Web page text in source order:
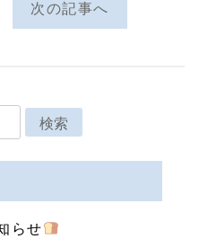
次の記事へ
らせ